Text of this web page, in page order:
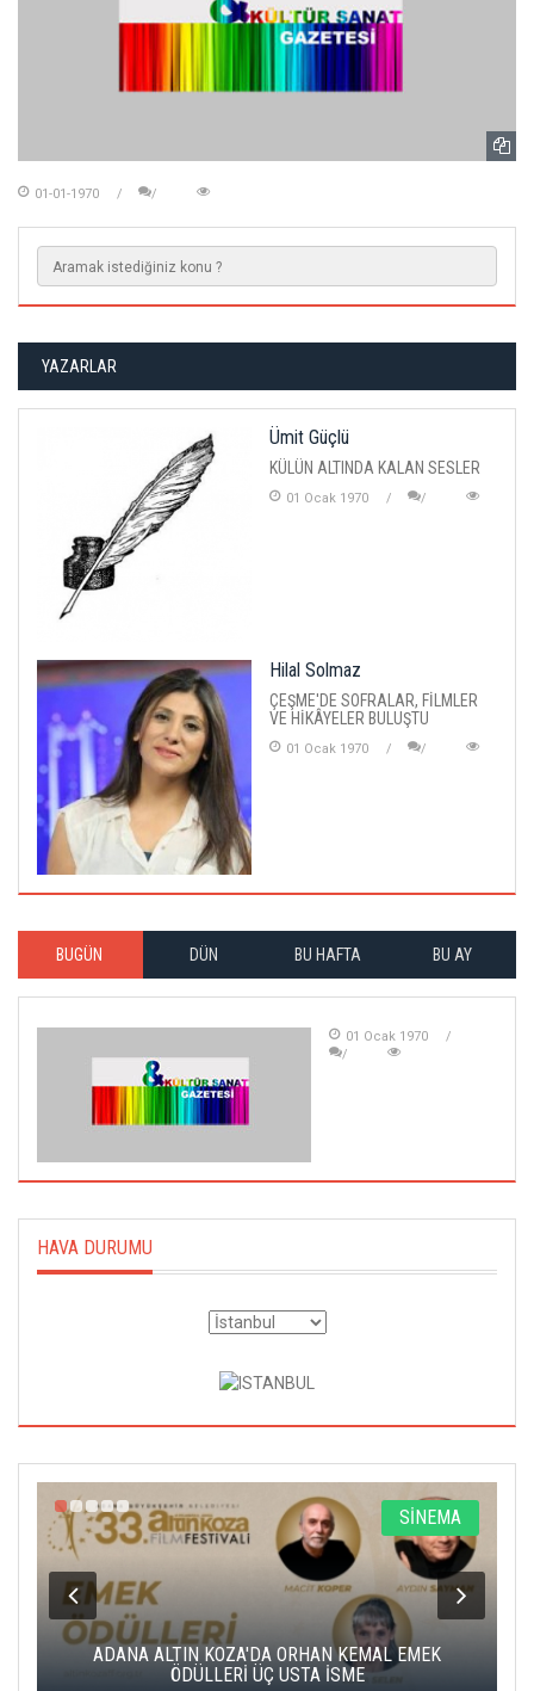
01-01-1970
YAZARLAR
Ümit Güçlü
KÜLÜN ALTINDA KALAN SESLER
01 Ocak 1970
Hilal Solmaz
ÇEŞME'DE SOFRALAR, FİLMLER
VE HİKÂYELER BULUŞTU
01 Ocak 1970
BUGÜN DÜN BU HAFTA BU AY
01 Ocak 1970
HAVA DURUMU
SİNEMA
ADANA ALTIN KOZA'DA ORHAN KEMAL EMEK
ÖDÜLLERİ ÜÇ USTA İSME